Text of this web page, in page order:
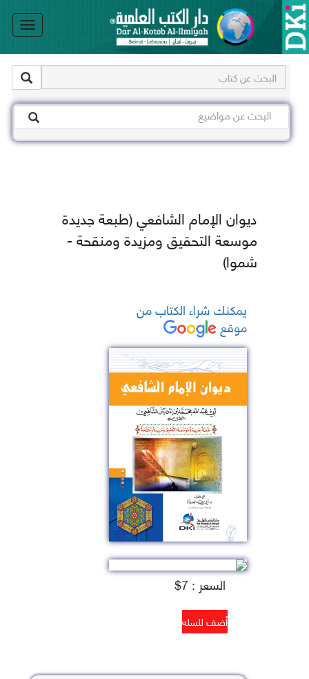
ديوان الإمام الشافعي (طبعة جديدة
موسعة التحقيق ومزيدة ومنقحة -
شموا)
يمكنك شراء الكتاب من
موقع
السعر : 7$